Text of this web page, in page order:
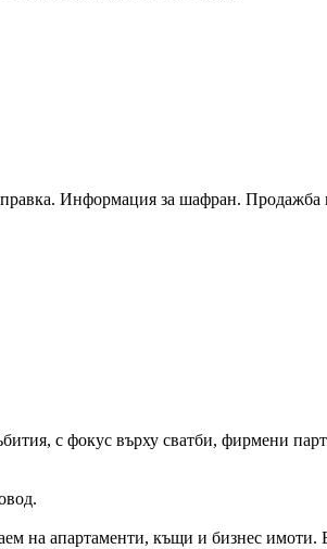
Информация за шафран.
с фокус върху сватби, фирмени
на апартаменти, къщи и бизнес